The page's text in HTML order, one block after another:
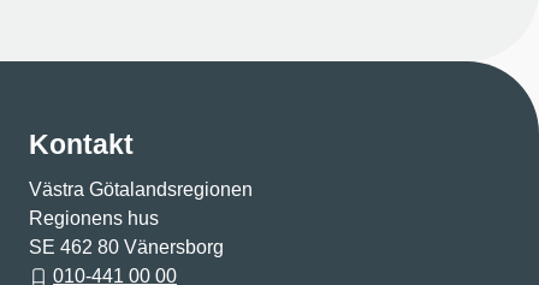
Kontakt
Västra Götalandsregionen
Regionens hus
SE 462 80 Vänersborg
010-441 00 00